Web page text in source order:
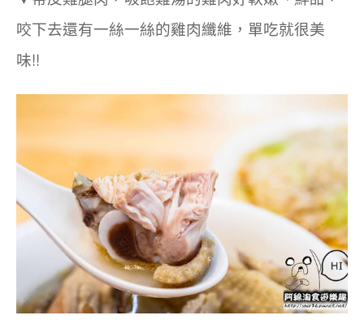
咬下去還有一絲一絲的雞肉纖維，單吃就很美
味!!